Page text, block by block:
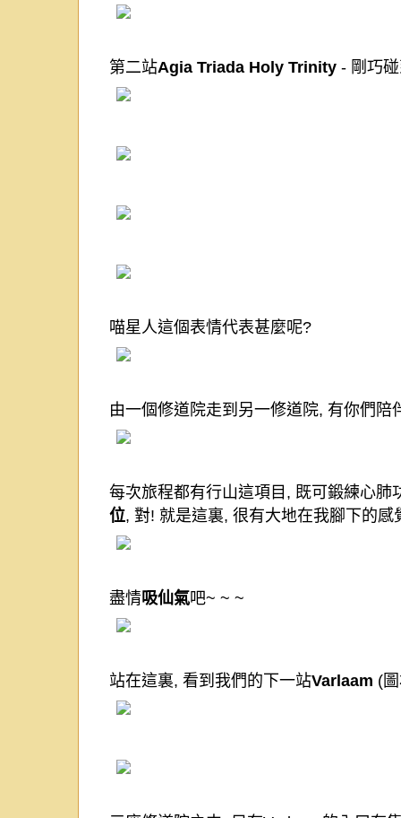
第二站Agia Triada Holy Trinity - 剛巧
喵星人這個表情代表甚麼呢?
由一個修道院走到另一修道院, 有你們陪
每次旅程都有行山這項目 , 既可鍛練心肺
位, 對! 就是這裏, 很有大地在我腳下的感
盡情吸仙氣吧~ ~ ~
站在這裏, 看到我們的下一站Varlaam (